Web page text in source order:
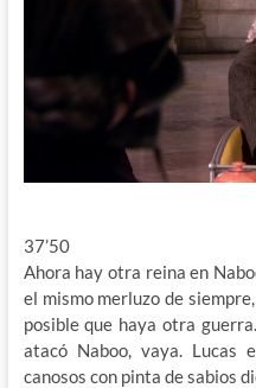
37’50
Ahora hay otra reina en
el mismo merluzo de
posible que haya otra
atacó Naboo, vaya. Lucas
canosos con pinta de sabios